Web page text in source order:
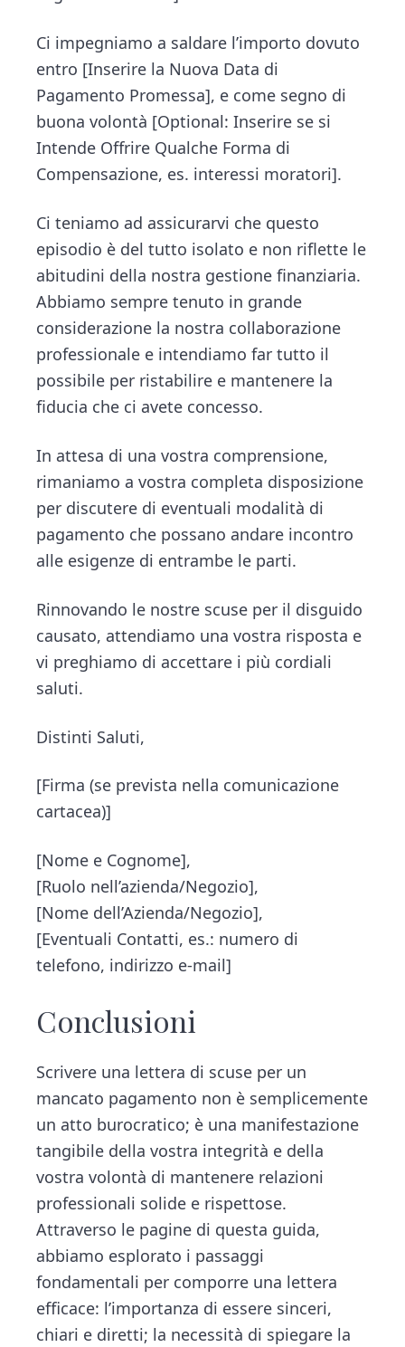
Ci impegniamo a saldare l’importo dovuto
entro [Inserire la Nuova Data di
Pagamento Promessa], e come segno di
buona volontà [Optional: Inserire se si
Intende Offrire Qualche Forma di
Compensazione, es. interessi moratori].
Ci teniamo ad assicurarvi che questo
episodio è del tutto isolato e non riflette le
abitudini della nostra gestione finanziaria.
Abbiamo sempre tenuto in grande
considerazione la nostra collaborazione
professionale e intendiamo far tutto il
possibile per ristabilire e mantenere la
fiducia che ci avete concesso.
In attesa di una vostra comprensione,
rimaniamo a vostra completa disposizione
per discutere di eventuali modalità di
pagamento che possano andare incontro
alle esigenze di entrambe le parti.
Rinnovando le nostre scuse per il disguido
causato, attendiamo una vostra risposta e
vi preghiamo di accettare i più cordiali
saluti.
Distinti Saluti,
[Firma (se prevista nella comunicazione
cartacea)]
[Nome e Cognome],
[Ruolo nell’azienda/Negozio],
[Nome dell’Azienda/Negozio],
[Eventuali Contatti, es.: numero di
telefono, indirizzo e-mail]
Conclusioni
Scrivere una lettera di scuse per un
mancato pagamento non è semplicemente
un atto burocratico; è una manifestazione
tangibile della vostra integrità e della
vostra volontà di mantenere relazioni
professionali solide e rispettose.
Attraverso le pagine di questa guida,
abbiamo esplorato i passaggi
fondamentali per comporre una lettera
efficace: l’importanza di essere sinceri,
chiari e diretti; la necessità di spiegare la